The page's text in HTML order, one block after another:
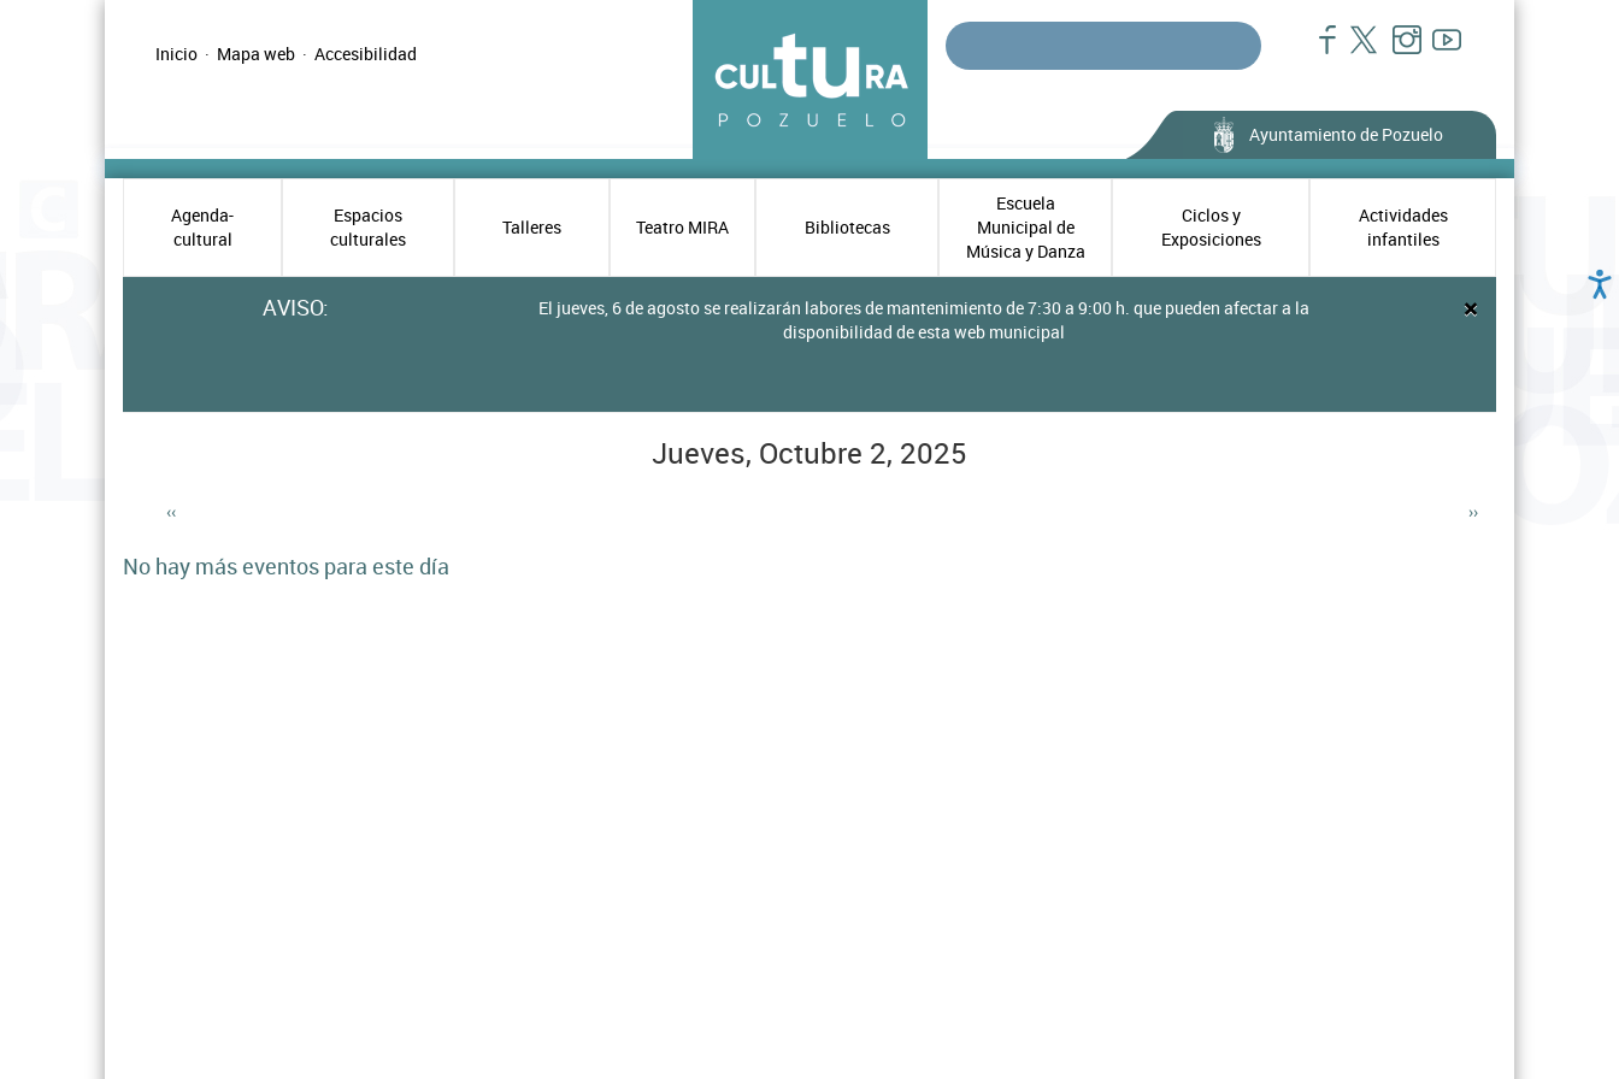
cultura
Inicio · Mapa web · Accesibilidad
Ayuntamiento de Pozuelo
Sub
menú
Agenda-
cultural
Espacios
culturales
Talleres Teatro MIRA Bibliotecas
Escuela
Municipal de
Música y Danza
Ciclos y
Exposiciones
Actividades
infantiles
×
AVISO:
El jueves, 6 de agosto se realizarán labores de mantenimiento de 7:30 a 9:00 h. que pueden afectar a la
disponibilidad de esta web municipal
Jueves, Octubre 2, 2025
Paginación
‹‹ ››
No hay más eventos para este día